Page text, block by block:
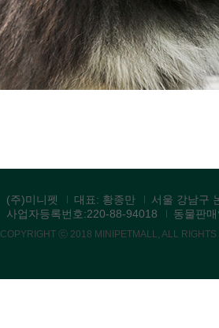
(주)미니펫 대표: 황종만
서울 강남구
사업자등록번호:220-88-94018
동물판
COPYRIGHT ⓒ 2018 MINIPETMALL, ALL